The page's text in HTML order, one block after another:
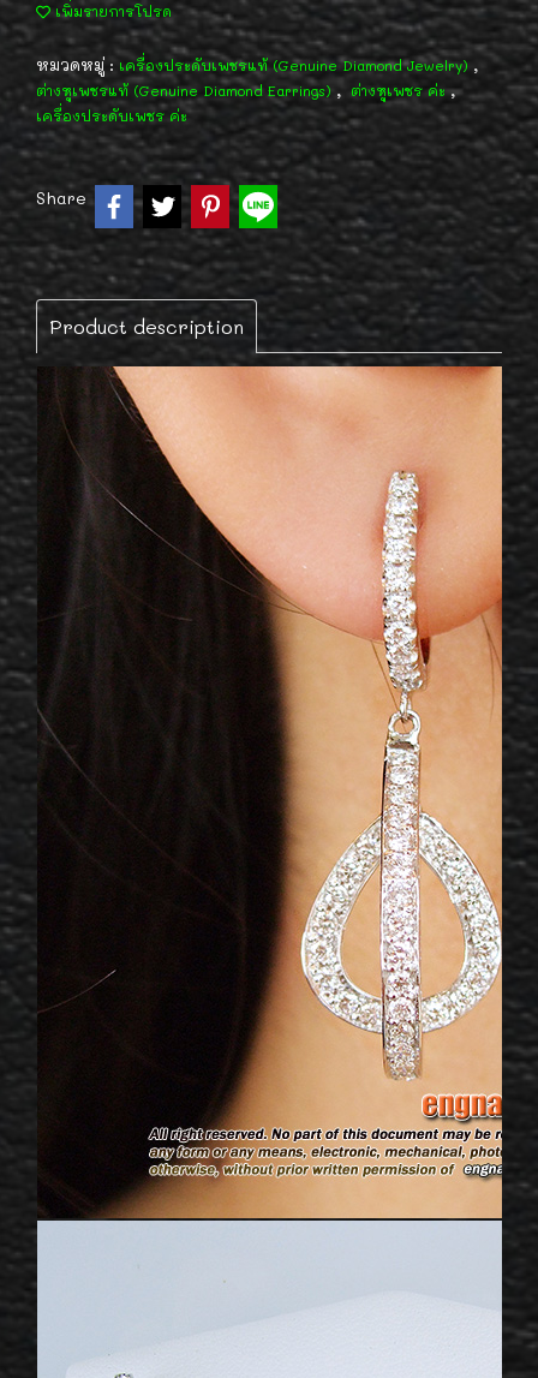
เพิ่มรายการโปรด
หมวดหมู่ : เครื่องประดับเพชรแท้ (Genuine Diamond Jewelry) ,
ต่างหูเพชรแท้ (Genuine Diamond Earrings) , ต่างหูเพชร ค่ะ,
เครื่องประดับเพชร ค่ะ
Share
Product description